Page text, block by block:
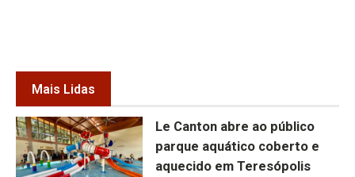
Mais Lidas
Le Canton abre ao público
parque aquático coberto e
aquecido em Teresópolis